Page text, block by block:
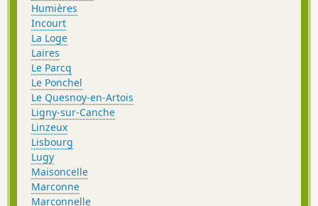
Humières
Incourt
La Loge
Laires
Le Parcq
Le Ponchel
Le Quesnoy-en-Artois
Ligny-sur-Canche
Linzeux
Lisbourg
Lugy
Maisoncelle
Marconne
Marconnelle